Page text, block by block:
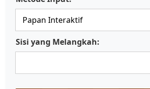
Sisi yang Melangkah: